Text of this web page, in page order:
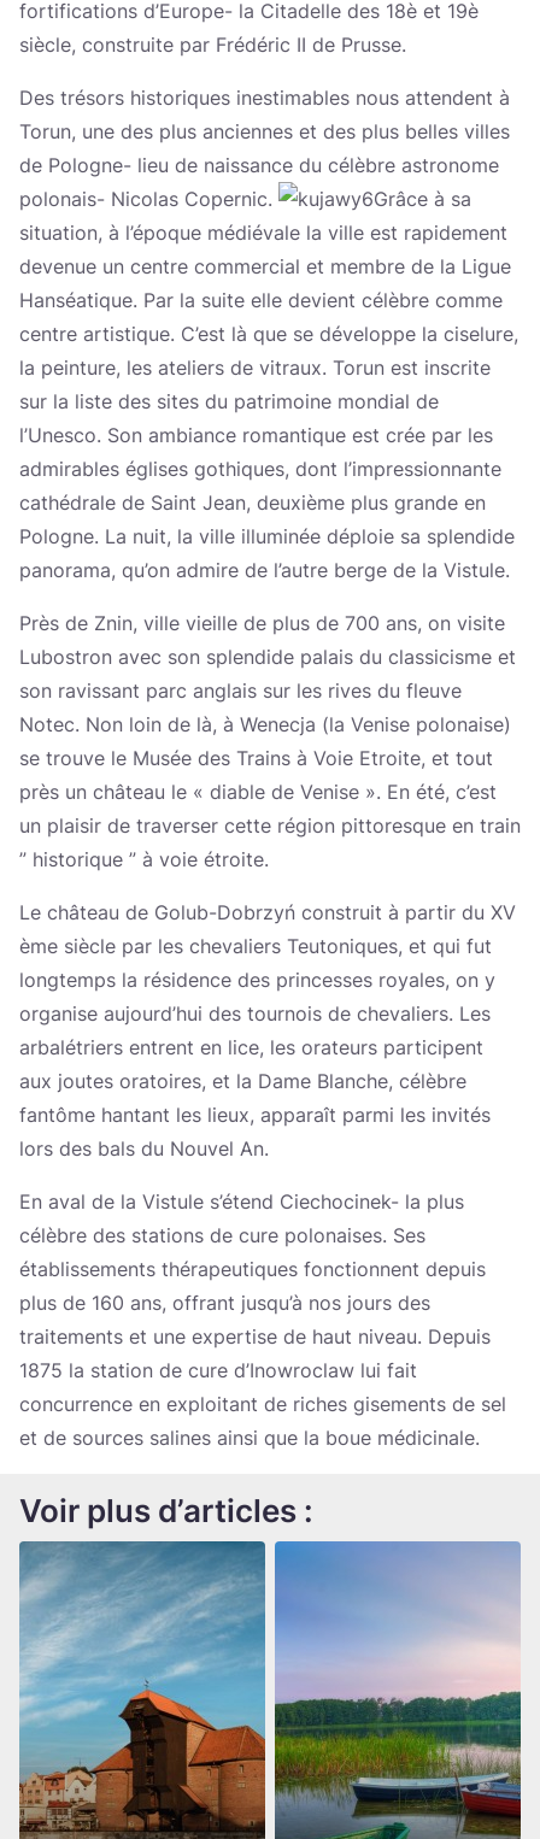
fortifications d’Europe- la Citadelle des 18è et 19è
siècle, construite par Frédéric II de Prusse.
Des trésors historiques inestimables nous attendent à
Torun, une des plus anciennes et des plus belles villes
de Pologne- lieu de naissance du célèbre astronome
polonais- Nicolas Copernic.
Grâce à sa
situation, à l’époque médiévale la ville est rapidement
devenue un centre commercial et membre de la Ligue
Hanséatique. Par la suite elle devient célèbre comme
centre artistique. C’est là que se développe la ciselure,
la peinture, les ateliers de vitraux. Torun est inscrite
sur la liste des sites du patrimoine mondial de
l’Unesco. Son ambiance romantique est crée par les
admirables églises gothiques, dont l’impressionnante
cathédrale de Saint Jean, deuxième plus grande en
Pologne. La nuit, la ville illuminée déploie sa splendide
panorama, qu’on admire de l’autre berge de la Vistule.
Près de Znin, ville vieille de plus de 700 ans, on visite
Lubostron avec son splendide palais du classicisme et
son ravissant parc anglais sur les rives du fleuve
Notec. Non loin de là, à Wenecja (la Venise polonaise)
se trouve le Musée des Trains à Voie Etroite, et tout
près un château le « diable de Venise ». En été, c’est
un plaisir de traverser cette région pittoresque en train
” historique ” à voie étroite.
Le château de Golub-Dobrzyń construit à partir du XV
ème siècle par les chevaliers Teutoniques, et qui fut
longtemps la résidence des princesses royales, on y
organise aujourd’hui des tournois de chevaliers. Les
arbalétriers entrent en lice, les orateurs participent
aux joutes oratoires, et la Dame Blanche, célèbre
fantôme hantant les lieux, apparaît parmi les invités
lors des bals du Nouvel An.
En aval de la Vistule s’étend Ciechocinek- la plus
célèbre des stations de cure polonaises. Ses
établissements thérapeutiques fonctionnent depuis
plus de 160 ans, offrant jusqu’à nos jours des
traitements et une expertise de haut niveau. Depuis
1875 la station de cure d’Inowroclaw lui fait
concurrence en exploitant de riches gisements de sel
et de sources salines ainsi que la boue médicinale.
Voir plus d’articles :